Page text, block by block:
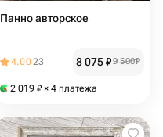
Панно авторское
4.0023 8 075₽9 500₽
2 019 ₽ × 4 платежа